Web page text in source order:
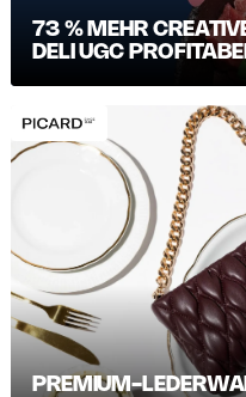
73 % MEHR
DELI UGC
PREMIUM-